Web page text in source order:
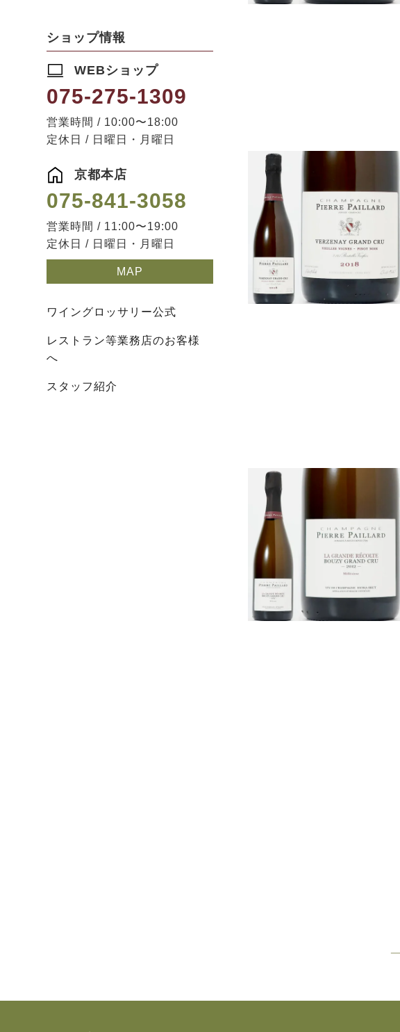
ショップ情報
WEBショップ
075-275-1309
営業時間 / 10:00〜18:00
定休日 / 日曜日・月曜日
京都本店
075-841-3058
営業時間 / 11:00〜19:00
定休日 / 日曜日・月曜日
MAP
ワイングロッサリー公式
レストラン等業務店のお客様
へ
スタッフ紹介